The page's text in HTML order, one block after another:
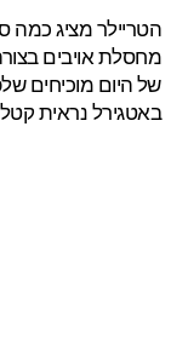
מציג כמה
אויבים בצורה
נראית קטלנית.